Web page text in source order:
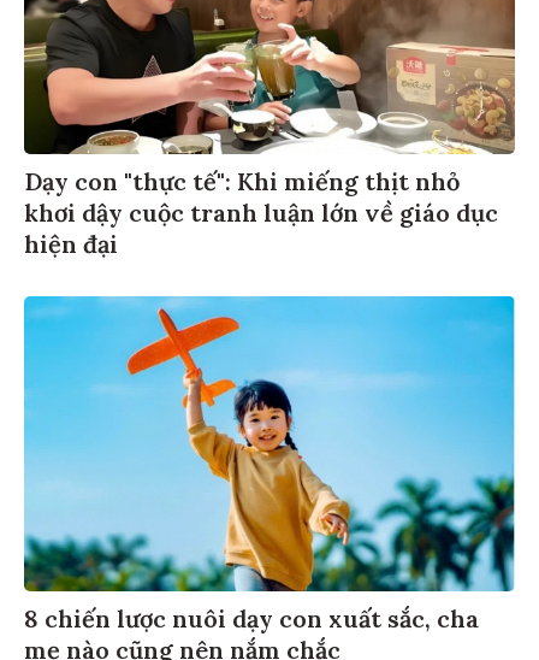
Dạy con "thực tế": Khi miếng thịt nhỏ
khơi dậy cuộc tranh luận lớn về giáo dục
hiện đại
8 chiến lược nuôi dạy con xuất sắc, cha
mẹ nào cũng nên nắm chắc